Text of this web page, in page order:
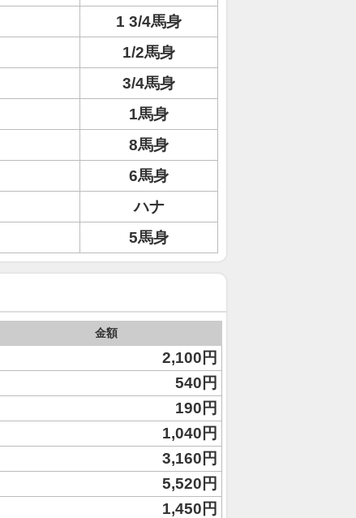
1 3/4馬身
1/2馬身
3/4馬身
1馬身
8馬身
6馬身
ハナ
5馬身
金額
2,100円
540円
190円
1,040円
3,160円
5,520円
1,450円